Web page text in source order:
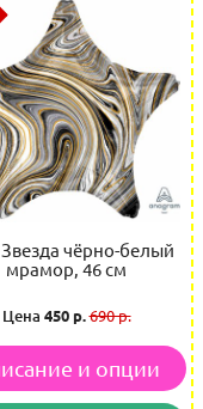
чёрно-белый
мрамор, 46 см
Цена 450 р.690 р.
и опции